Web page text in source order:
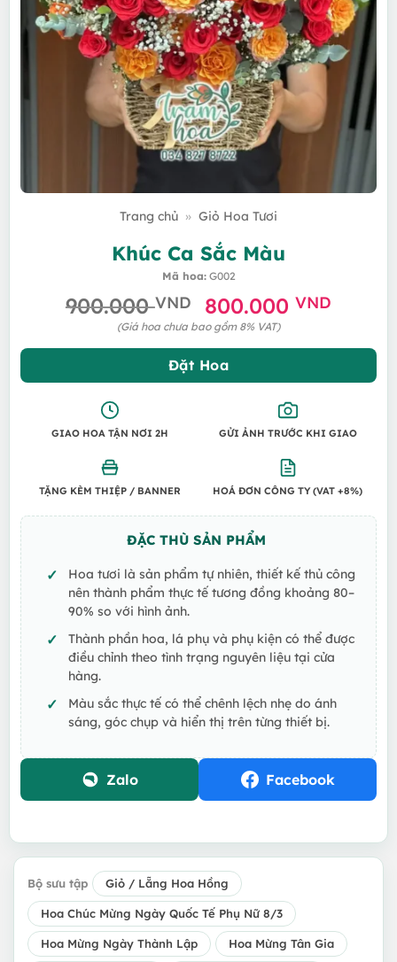
Trang chủ » Giỏ Hoa Tươi
Khúc Ca Sắc Màu
Mã hoa:G002
900.000VND
Giá
gốc
là:
900.000 VND.
800.000VND
tại
(Giá hoa chưa bao gồm 8% VAT)
Đặt Hoa
GIAO HOA TẬN NƠI 2H GỬI ẢNH TRƯỚC KHI GIAO
TẶNG KÈM THIỆP / BANNER HOÁ ĐƠN CÔNG TY (VAT +8%)
ĐẶC THÙ SẢN PHẨM
Hoa tươi là sản phẩm tự nhiên, thiết kế thủ công
nên thành phẩm thực tế tương đồng khoảng 80–
90% so với hình ảnh.
Thành phần hoa, lá phụ và phụ kiện có thể được
điều chỉnh theo tình trạng nguyên liệu tại cửa
hàng.
Màu sắc thực tế có thể chênh lệch nhẹ do ánh
sáng, góc chụp và hiển thị trên từng thiết bị.
Zalo Facebook
Bộ sưu tập Giỏ / Lẵng Hoa Hồng
Hoa Chúc Mừng Ngày Quốc Tế Phụ Nữ 8/3
Hoa Mừng Ngày Thành Lập Hoa Mừng Tân Gia